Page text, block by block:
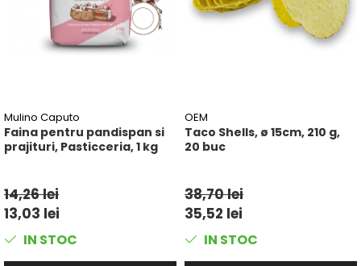
Mulino Caputo
Faina pentru pandispan si
prajituri, Pasticceria, 1 kg
14,26 lei
13,03 lei
IN STOC
OEM
Taco Shells, ø 15cm, 210 g,
20 buc
38,70 lei
35,52 lei
IN STOC